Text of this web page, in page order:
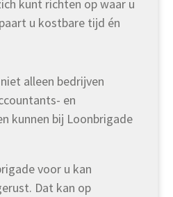
kunt richten op waar u
u kostbare tijd én
alleen bedrijven
en
kunnen bij Loonbrigade
voor u kan
Dat kan op